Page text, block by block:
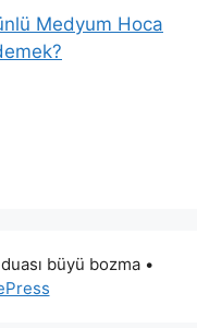
Medyum Hoca
büyü bozma •